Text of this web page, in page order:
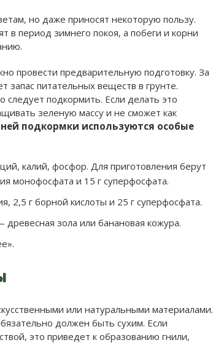
но даже приносят некоторую пользу.
в период зимнего покоя, а побеги и корни
провести предварительную подготовку. За
запас питательных веществ в грунте.
следует подкормить. Если делать это
зеленую массу и не сможет как
подкормки используются особые
калий, фосфор. Для приготовления берут
монофосфата и 15 г суперфосфата.
2,5 г борной кислоты и 25 г суперфосфата.
зола или банановая кожура.
или натуральными материалами.
должен быть сухим. Если
это приведет к образованию гнили,